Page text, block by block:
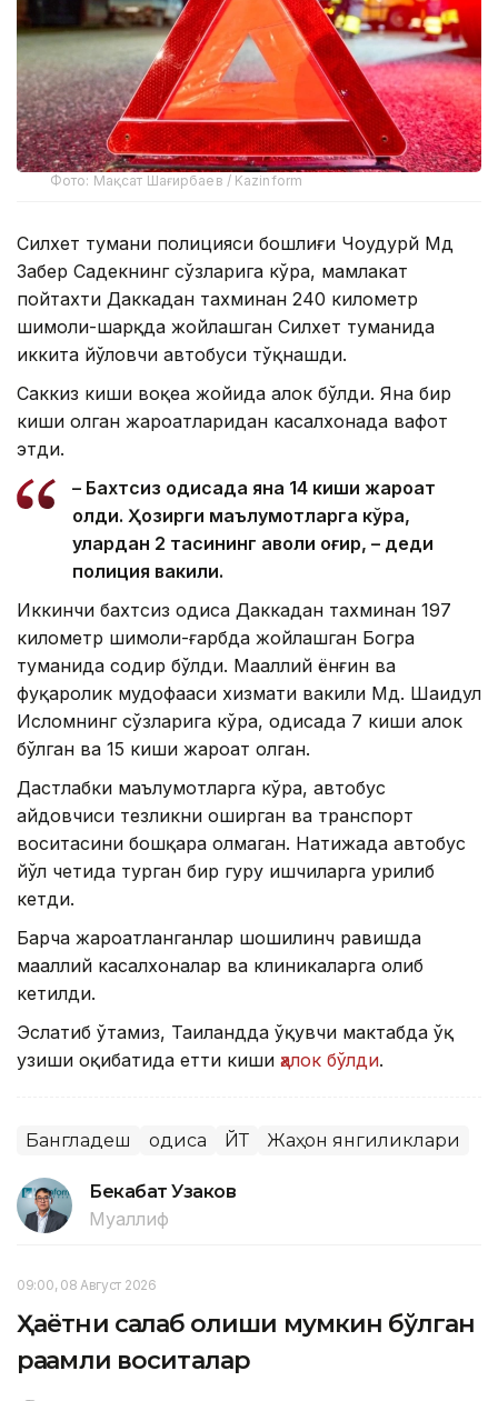
Фото: Мақсат Шағирбаев / Kazinform
Силхет тумани полицияси бошлиғи Чоудҳурй Мд
Забер Садекнинг сўзларига кўра, мамлакат
пойтахти Даккадан тахминан 240 километр
шимоли-шарқда жойлашган Силхет туманида
иккита йўловчи автобуси тўқнашди.
Саккиз киши воқеа жойида ҳалок бўлди. Яна бир
киши олган жароҳатларидан касалхонада вафот
этди.
– Бахтсиз ҳодисада яна 14 киши жароҳат
олди. Ҳозирги маълумотларга кўра,
улардан 2 тасининг аҳволи оғир, – деди
полиция вакили.
Иккинчи бахтсиз ҳодиса Даккадан тахминан 197
километр шимоли-ғарбда жойлашган Богра
туманида содир бўлди. Маҳаллий ёнғин ва
фуқаролик мудофааси хизмати вакили Мд. Шаҳидул
Исломнинг сўзларига кўра, ҳодисада 7 киши ҳалок
бўлган ва 15 киши жароҳат олган.
Дастлабки маълумотларга кўра, автобус
ҳайдовчиси тезликни оширган ва транспорт
воситасини бошқара олмаган. Натижада автобус
йўл четида турган бир гуруҳ ишчиларга урилиб
кетди.
Барча жароҳатланганлар шошилинч равишда
маҳаллий касалхоналар ва клиникаларга олиб
кетилди.
Эслатиб ўтамиз, Таиландда ўқувчи мактабда ўқ
узиши оқибатида етти киши ҳалок бўлди.
Бангладеш Ҳодиса ЙТҲ Жаҳон янгиликлари
Бекабат Узаков
Муаллиф
09:00, 08 Август 2026
Ҳаётни сақлаб қолиши мумкин бўлган
рақамли воситалар